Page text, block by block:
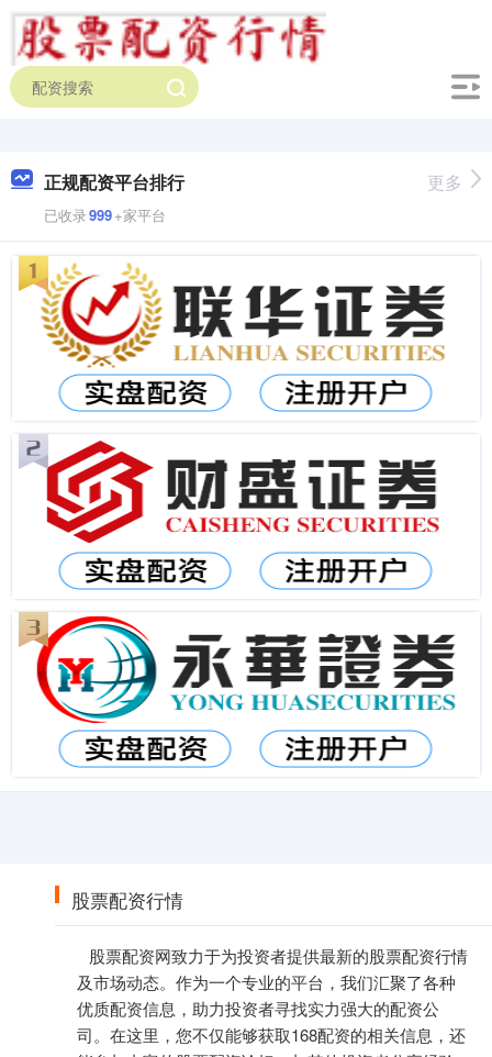
正规配资平台排行
已收录999+家平台
更多
股票配资行情
股票配资网致力于为投资者提供最新的股票配资行情
及市场动态。作为一个专业的平台，我们汇聚了各种
优质配资信息，助力投资者寻找实力强大的配资公
司。在这里，您不仅能够获取168配资的相关信息，还